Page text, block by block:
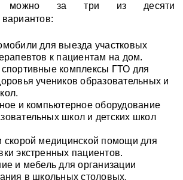
можно за три из десяти
для выезда участковых
к пациентам на дом.
комплексы ГТО для
учеников образовательных и
и компьютерное оборудование
школ и детских школ
скорой медицинской помощи для
экстренных пациентов.
и мебель для организации
в школьных столовых.